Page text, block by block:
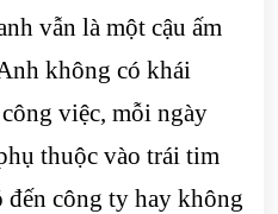
vẫn là một cậu ấm
không có khái
việc, mỗi ngày
thuộc vào trái tim
đến công ty hay không